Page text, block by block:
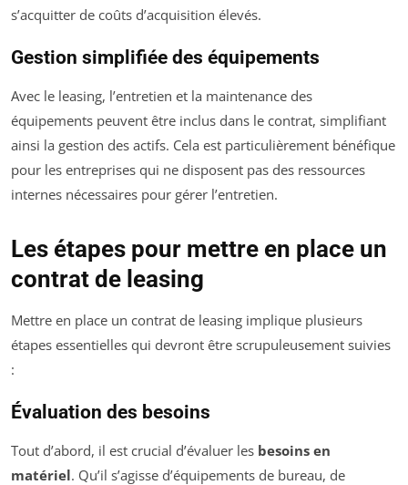
s’acquitter de coûts d’acquisition élevés.
Gestion simplifiée des équipements
Avec le leasing, l’entretien et la maintenance des
équipements peuvent être inclus dans le contrat, simplifiant
ainsi la gestion des actifs. Cela est particulièrement bénéfique
pour les entreprises qui ne disposent pas des ressources
internes nécessaires pour gérer l’entretien.
Les étapes pour mettre en place un
contrat de leasing
Mettre en place un contrat de leasing implique plusieurs
étapes essentielles qui devront être scrupuleusement suivies
:
Évaluation des besoins
Tout d’abord, il est crucial d’évaluer les besoins en
matériel. Qu’il s’agisse d’équipements de bureau, de